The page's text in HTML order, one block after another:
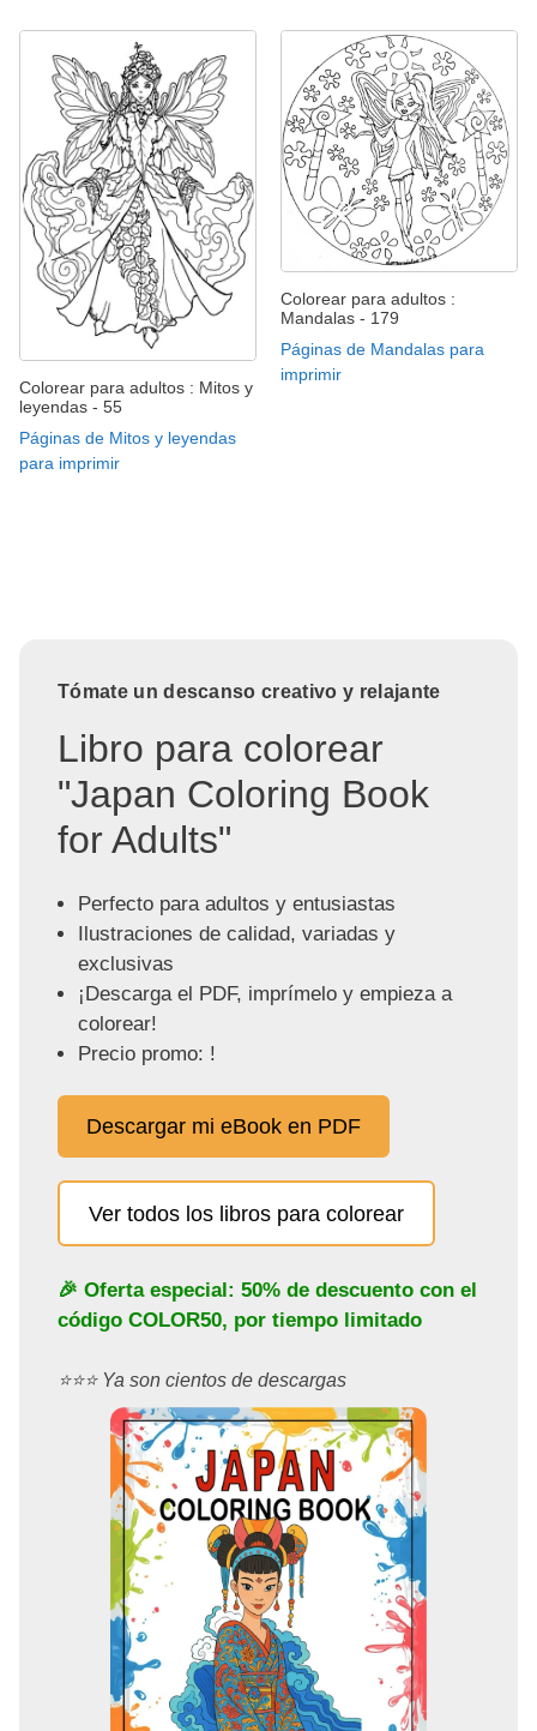
Colorear para adultos : Mitos y
leyendas - 55
Páginas de Mitos y leyendas
para imprimir
Colorear para adultos :
Mandalas - 179
Páginas de Mandalas para
imprimir
Tómate un descanso creativo y relajante
Libro para colorear
"Japan Coloring Book
for Adults"
Perfecto para adultos y entusiastas
Ilustraciones de calidad, variadas y
exclusivas
¡Descarga el PDF, imprímelo y empieza a
colorear!
Precio promo: !
Descargar mi eBook en PDF
Ver todos los libros para colorear
🎉 Oferta especial: 50% de descuento con el
código COLOR50, por tiempo limitado
⭐️⭐️⭐️ Ya son cientos de descargas